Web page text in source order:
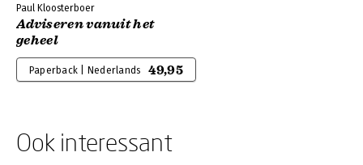
Paul Kloosterboer
Adviseren vanuit het
geheel
Paperback | Nederlands 49,95
Ook interessant